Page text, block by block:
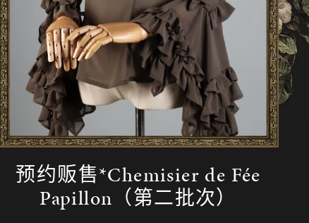
预约贩售*Chemisier de Fée
Papillon（第二批次）